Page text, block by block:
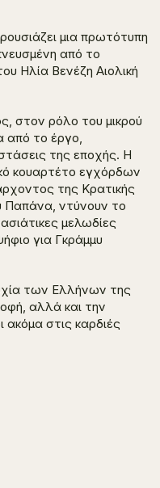
μια πρωτότυπη
από το
Ηλία Βενέζη Αιολική
στον ρόλο του μικρού
από το έργο,
της εποχής. Η
κουαρτέτο εγχόρδων
της Κρατικής
Παπάνα, ντύνουν το
μελωδίες
για Γκράμμυ
των Ελλήνων της
αλλά και την
ακόμα στις καρδιές